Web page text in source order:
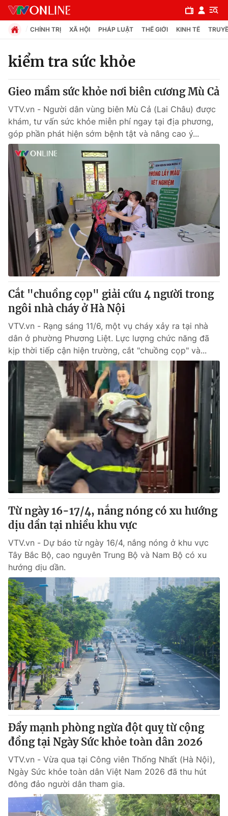
Chuyên mục
Xã hội
Pháp luật
Y tế
Thế giới
Tin tức
Thế giới đó đây
Câu chuyện quốc tế
Kinh tế
Tài chính
Thị trường
Góc doanh nghiệp
Dữ liệu và đời sống
Truyền hình
Phim VTV
Hậu trường
Nhân vật
Khán giả
Giải sao mai
Giải trí
Điện ảnh
Âm nhạc
Đời sống
Du lịch
Làm đẹp
Chất lượng cuộc sống
Giáo dục
Tuyển sinh
Học trực tuyến
Công nghệ
Hitech Công nghệ tương lai
Sản phẩm
Thị trường
Tư vấn
Giao lưu trực tuyến
Lịch phát sóng
Chuyên mục khác
Emagazine Podcast
Photo
Video Shorts video
VTV Money VTV Thể thao
VTV Sức khoẻ Bất động sản
Thị trường 24h Tấm lòng Việt
VTV4 Vươn mình bằng AI
VTV9
Liên hệ tòa soạn English
CHÍNH TRỊ XÃ HỘI PHÁP LUẬT THẾ GIỚI KINH TẾ
kiểm tra sức khỏe
Gieo mầm sức khỏe nơi biên cương Mù Cả
VTV.vn - Người dân vùng biên Mù Cả (Lai Châu) được
khám, tư vấn sức khỏe miễn phí ngay tại địa phương,
góp phần phát hiện sớm bệnh tật và nâng cao ý...
Cắt "chuồng cọp" giải cứu 4 người trong
ngôi nhà cháy ở Hà Nội
VTV.vn - Rạng sáng 11/6, một vụ cháy xảy ra tại nhà
dân ở phường Phương Liệt. Lực lượng chức năng đã
kịp thời tiếp cận hiện trường, cắt "chuồng cọp" và...
Từ ngày 16-17/4, nắng nóng có xu hướng
dịu dần tại nhiều khu vực
VTV.vn - Dự báo từ ngày 16/4, nắng nóng ở khu vực
Tây Bắc Bộ, cao nguyên Trung Bộ và Nam Bộ có xu
hướng dịu dần.
Đẩy mạnh phòng ngừa đột quỵ từ cộng
đồng tại Ngày Sức khỏe toàn dân 2026
VTV.vn - Vừa qua tại Công viên Thống Nhất (Hà Nội),
Ngày Sức khỏe toàn dân Việt Nam 2026 đã thu hút
đông đảo người dân tham gia.